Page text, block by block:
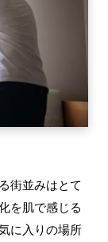
街並みはとて
を肌で感じる
に入りの場所